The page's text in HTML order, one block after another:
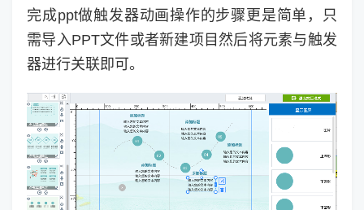
完成ppt做触发器动画操作的步骤更是简单，只
需导入PPT文件或者新建项目然后将元素与触发
器进行关联即可。